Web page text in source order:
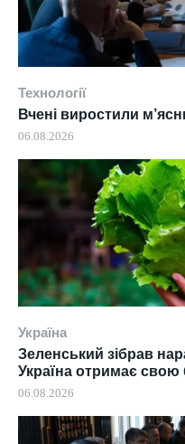
Технології
Вчені виростили
06.08.2026
Україна
Зеленський зібрав
Україна отримає свою
06.08.2026